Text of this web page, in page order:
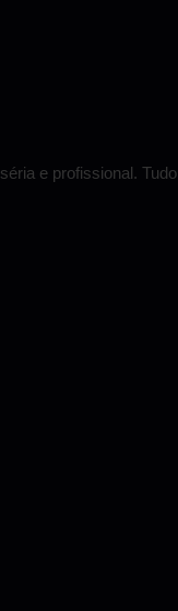
e profissional. Tudo